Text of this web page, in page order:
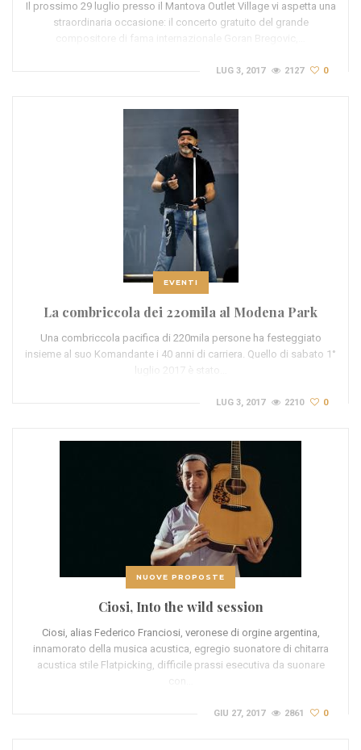
Il prossimo 29 luglio presso il Mantova Outlet Village vi aspetta una
straordinaria occasione: il concerto gratuito del grande
compositore di fama internazionale Goran Bregovic,…
LUG 3, 2017 2127 0
EVENTI
La combriccola dei 220mila al Modena Park
Una combriccola pacifica di 220mila persone ha festeggiato
insieme al suo Komandante i 40 anni di carriera. Quello di sabato 1°
luglio 2017 è stato…
LUG 3, 2017 2210 0
NUOVE PROPOSTE
Ciosi, Into the wild session
Ciosi, alias Federico Franciosi, veronese di orgine argentina,
innamorato della musica acustica, egregio suonatore di chitarra
acustica stile Flatpicking, difficile prassi esecutiva da suonare
GIU 27, 2017 2861 0